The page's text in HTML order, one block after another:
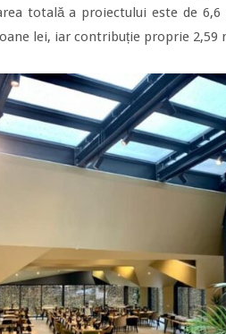
totală a proiectului este de 6,6
lei, iar contribuție proprie 2,59